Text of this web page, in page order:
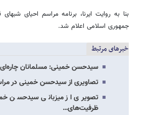
بنا به روایت ایرنا، برنامه مراسم احیای
جمهوری اسلامی اعلام شد.
خبرهای مرتبط
سیدحسن خمینی: مسلمانان چاره‌ای
تصاویری از سیدحسن خمینی در
تصویری از میزبانی سیدحسن
ظرفیت‌های…